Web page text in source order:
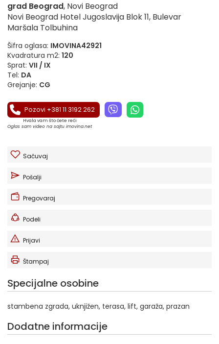
grad Beograd, Novi Beograd
Novi Beograd Hotel Jugoslavija Blok 11, Bulevar
Maršala Tolbuhina
Šifra oglasa: IMOVINA42921
Kvadratura m2: 120
Sprat: VII / IX
Tel: DA
Grejanje: CG
Pozovi +381 11 3192 262
Hvala vam što ćete reći
Oglas sam video na sajtu imovina.net
Sačuvaj
Pošalji
Pregovaraj
Podeli
Prijavi
Štampaj
Specijalne osobine
stambena zgrada, uknjižen, terasa, lift, garaža, prazan
Dodatne informacije